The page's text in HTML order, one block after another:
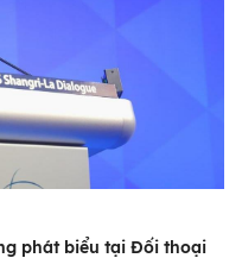
phát biểu tại Đối thoại